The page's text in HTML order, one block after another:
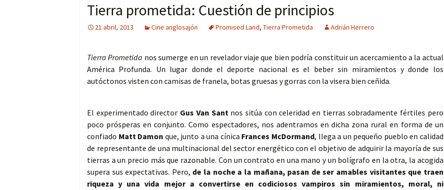
Tierra prometida: Cuestión de principios
21 abril, 2013 Cine anglosajón Promised Land, Tierra Prometida Adrián Herrero
Tierra Prometida nos sumerge en un revelador viaje que bien podría constituir un acercamiento a la actual
América Profunda. Un lugar donde el deporte nacional es el beber sin miramientos y donde los
autóctonos visten con camisas de franela, botas gruesas y gorras con la visera bien ceñida.
El experimentado director Gus Van Santnos sitúa con celeridad en tierras sobradamente fértiles pero
poco prósperas en conjunto. Como espectadores, nos adentramos en dicha zona rural en forma de un
confiado Matt Damon que, junto a una cínica Frances McDormand, llega a un pequeño pueblo en calidad
de representante de una multinacional del sector energético con el objetivo de adquirir la mayoría de sus
tierras a un precio más que razonable. Con un contrato en una mano y un bolígrafo en la otra, la acogida
supera sus expectativas. Pero, de la noche a la mañana, pasan de ser amables visitantes que traen
riqueza y una vida mejor a convertirse en codiciosos vampiros sin miramientos, moral, ni